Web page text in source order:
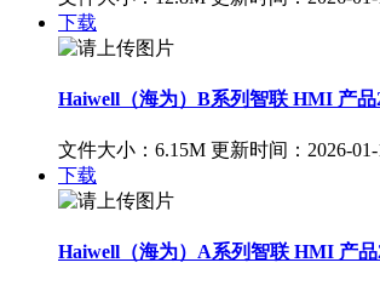
下载
Haiwell（海为）B系列智联 HMI 产品
文件大小：6.15M 更新时间：2026-01-
下载
Haiwell（海为）A系列智联 HMI 产